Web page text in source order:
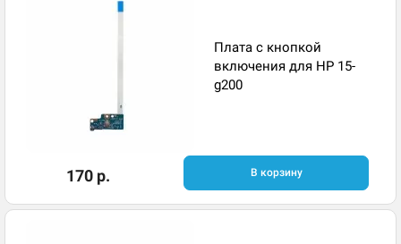
Плата с кнопкой
включения для HP 15-
g200
170 р. В корзину